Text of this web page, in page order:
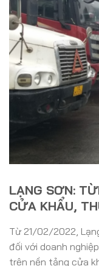
LẠNG SƠN:
CỬA KHẨU,
Từ 21/02/2022,
đối với doanh
trên nền tảng cửa